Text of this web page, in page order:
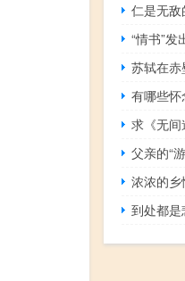
仁是无敌
“情书”发
有哪些怀
求《无
父亲的“
浓浓的乡
到处都